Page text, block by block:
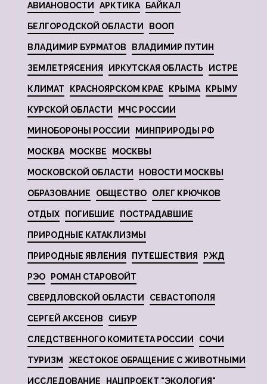
АВИАНОВОСТИ АРКТИКА БАЙКАЛ
БЕЛГОРОДСКОЙ ОБЛАСТИ ВООП
ВЛАДИМИР БУРМАТОВ ВЛАДИМИР ПУТИН
ЗЕМЛЕТРЯСЕНИЯ ИРКУТСКАЯ ОБЛАСТЬ ИСТРЕ
КЛИМАТ КРАСНОЯРСКОМ КРАЕ КРЫМА КРЫМУ
КУРСКОЙ ОБЛАСТИ МЧС РОССИИ
МИНОБОРОНЫ РОССИИ МИНПРИРОДЫ РФ
МОСКВА МОСКВЕ МОСКВЫ
МОСКОВСКОЙ ОБЛАСТИ НОВОСТИ МОСКВЫ
ОБРАЗОВАНИЕ ОБЩЕСТВО ОЛЕГ КРЮЧКОВ
ОТДЫХ ПОГИБШИЕ ПОСТРАДАВШИЕ
ПРИРОДНЫЕ КАТАКЛИЗМЫ
ПРИРОДНЫЕ ЯВЛЕНИЯ ПУТЕШЕСТВИЯ РЖД
РЭО РОМАН СТАРОВОЙТ
СВЕРДЛОВСКОЙ ОБЛАСТИ СЕВАСТОПОЛЯ
СЕРГЕЙ АКСЕНОВ СИБУР
СЛЕДСТВЕННОГО КОМИТЕТА РОССИИ СОЧИ
ТУРИЗМ ЖЕСТОКОЕ ОБРАЩЕНИЕ С ЖИВОТНЫМИ
ИССЛЕДОВАНИЕ НАЦПРОЕКТ "ЭКОЛОГИЯ"